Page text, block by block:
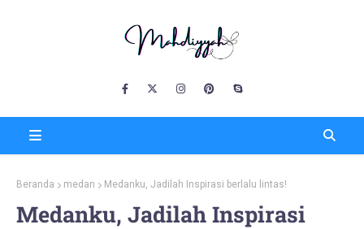
Beranda medan Medanku, Jadilah Inspirasi berlalu lintas!
Medanku, Jadilah Inspirasi